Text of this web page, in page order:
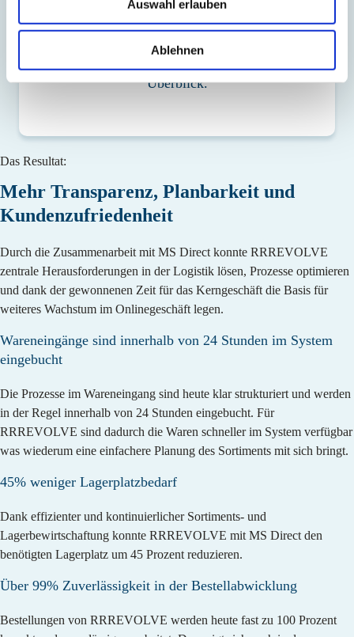
Auswahl erlauben
Ablehnen
Verarbeitung im Wareneingang und die
klare Transparenz in den Abläufen. So
können wir unsere Prozesse besser
planen und haben jederzeit den
Überblick.
Das Resultat:
Mehr Transparenz, Planbarkeit und
Kundenzufriedenheit
Durch die Zusammenarbeit mit MS Direct konnte RRREVOLVE
zentrale Herausforderungen in der Logistik lösen, Prozesse optimieren
und dank der gewonnenen Zeit für das Kerngeschäft die Basis für
weiteres Wachstum im Onlinegeschäft legen.
Wareneingänge sind innerhalb von 24 Stunden im System
eingebucht
Die Prozesse im Wareneingang sind heute klar strukturiert und werden
in der Regel innerhalb von 24 Stunden eingebucht. Für
RRREVOLVE sind dadurch die Waren schneller im System verfügbar
was wiederum eine einfachere Planung des Sortiments mit sich bringt.
45% weniger Lagerplatzbedarf
Dank effizienter und kontinuierlicher Sortiments- und
Lagerbewirtschaftung konnte RRREVOLVE mit MS Direct den
benötigten Lagerplatz um 45 Prozent reduzieren.
Über 99% Zuverlässigkeit in der Bestellabwicklung
Bestellungen von RRREVOLVE werden heute fast zu 100 Prozent